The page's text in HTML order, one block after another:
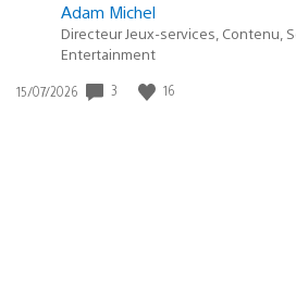
Adam Michel
Directeur Jeux-services, Contenu,
Entertainment
Date
15/07/2026 3 16